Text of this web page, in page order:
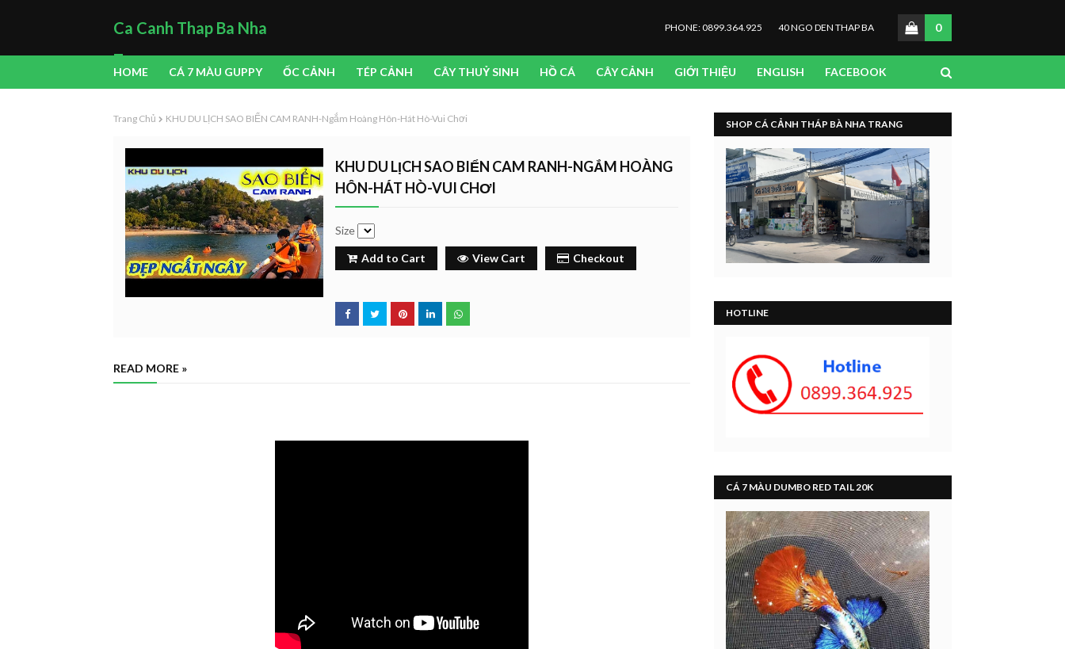
Ca Canh Thap Ba Nha
Trang
PHONE: 0899.364.925 40 NGO DEN THAP BA 0
HOME CÁ 7 MÀU GUPPY ỐC CẢNH TÉP CẢNH CÂY THUỶ SINH HỒ CÁ CÂY CẢNH GIỚI THIỆU ENGLISH FACEBOOK
Trang Chủ KHU DU LỊCH SAO BIỂN CAM RANH-Ngắm Hoàng Hôn-Hát Hò-Vui Chơi
KHU DU LỊCH SAO BIỂN CAM RANH-NGẮM HOÀNG
HÔN-HÁT HÒ-VUI CHƠI
Size
Add to Cart View Cart Checkout
READ MORE »
SHOP CÁ CẢNH THÁP BÀ NHA TRANG
HOTLINE
CÁ 7 MÀU DUMBO RED TAIL 20K